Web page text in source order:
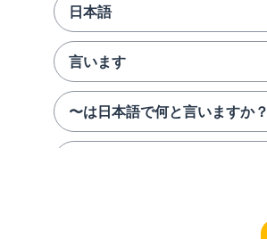
日本語
言います
〜は日本語で何と言いますか？